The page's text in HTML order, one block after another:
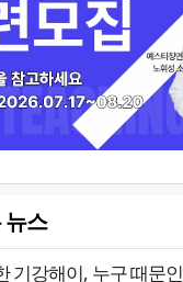
뉴스
기강해이, 누구 때문인